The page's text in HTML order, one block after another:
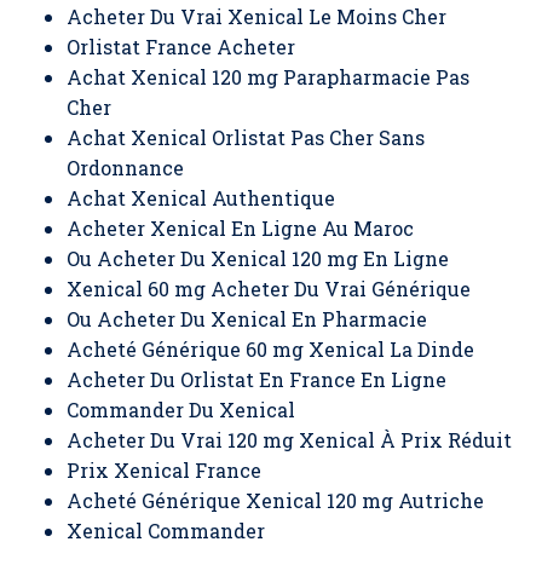
Acheter Du Vrai Xenical Le Moins Cher
Orlistat France Acheter
Achat Xenical 120 mg Parapharmacie Pas
Cher
Achat Xenical Orlistat Pas Cher Sans
Ordonnance
Achat Xenical Authentique
Acheter Xenical En Ligne Au Maroc
Ou Acheter Du Xenical 120 mg En Ligne
Xenical 60 mg Acheter Du Vrai Générique
Ou Acheter Du Xenical En Pharmacie
Acheté Générique 60 mg Xenical La Dinde
Acheter Du Orlistat En France En Ligne
Commander Du Xenical
Acheter Du Vrai 120 mg Xenical À Prix Réduit
Prix Xenical France
Acheté Générique Xenical 120 mg Autriche
Xenical Commander